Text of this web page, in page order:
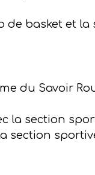
de basket et
du Savoir
la section
section